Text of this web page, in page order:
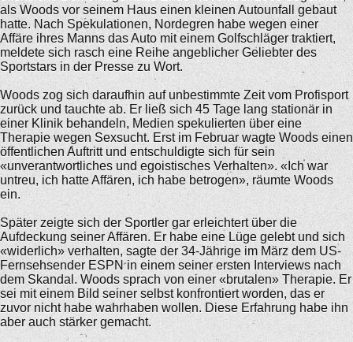
als Woods vor seinem Haus einen kleinen Autounfall gebaut
hatte. Nach Spekulationen, Nordegren habe wegen einer
Affäre ihres Manns das Auto mit einem Golfschläger traktiert,
meldete sich rasch eine Reihe angeblicher Geliebter des
Sportstars in der Presse zu Wort.
Woods zog sich daraufhin auf unbestimmte Zeit vom Profisport
zurück und tauchte ab. Er ließ sich 45 Tage lang stationär in
einer Klinik behandeln, Medien spekulierten über eine
Therapie wegen Sexsucht. Erst im Februar wagte Woods einen
öffentlichen Auftritt und entschuldigte sich für sein
«unverantwortliches und egoistisches Verhalten». «Ich war
untreu, ich hatte Affären, ich habe betrogen», räumte Woods
ein.
Später zeigte sich der Sportler gar erleichtert über die
Aufdeckung seiner Affären. Er habe eine Lüge gelebt und sich
«widerlich» verhalten, sagte der 34-Jährige im März dem US-
Fernsehsender ESPN in einem seiner ersten Interviews nach
dem Skandal. Woods sprach von einer «brutalen» Therapie. Er
sei mit einem Bild seiner selbst konfrontiert worden, das er
zuvor nicht habe wahrhaben wollen. Diese Erfahrung habe ihn
aber auch stärker gemacht.